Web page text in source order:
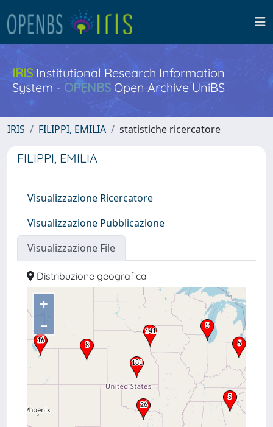
IRISInstitutional Research Information
System - OPENBS Open Archive UniBS
IRIS FILIPPI, EMILIA statistiche ricercatore
FILIPPI, EMILIA
Visualizzazione Ricercatore
Visualizzazione Pubblicazione
Visualizzazione File
Distribuzione geografica
+
–